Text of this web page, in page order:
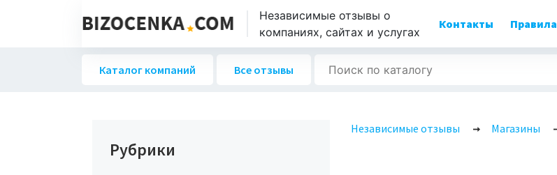
Независимые отзывы о
компаниях, сайтах и услугах
Контакты Правила
Каталог компаний Все отзывы
Независимые отзывы Магазины
Рубрики